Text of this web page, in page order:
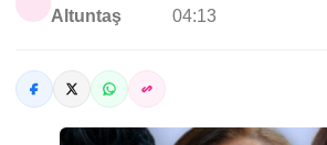
Altuntaş
04:13